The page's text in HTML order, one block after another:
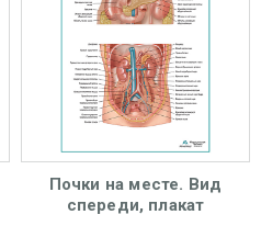
Почки на месте. Вид
спереди, плакат